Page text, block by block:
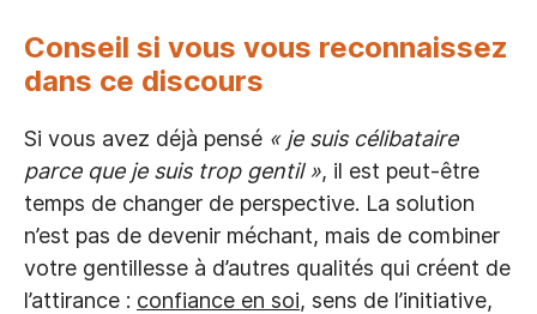
Conseil si vous vous reconnaissez
dans ce discours
Si vous avez déjà pensé « je suis célibataire
parce que je suis trop gentil », il est peut-être
temps de changer de perspective. La solution
n’est pas de devenir méchant, mais de combiner
votre gentillesse à d’autres qualités qui créent de
l’attirance : confiance en soi, sens de l’initiative,